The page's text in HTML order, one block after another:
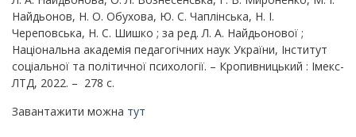
Найдьонов, Н. О. Обухова, Ю. С. Чаплінська, Н. І.
Череповська, Н. С. Шишко ; за ред. Л. А. Найдьонової ;
Національна академія педагогічних наук України, Інститут
соці­альної та політичної психології. – Кропивницький : Імекс-
ЛТД, 2022. – 278 с.
Завантажити можна тут